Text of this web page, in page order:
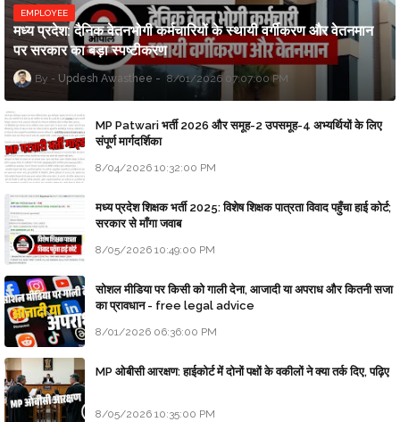
EMPLOYEE
मध्य प्रदेश: दैनिक वेतनभोगी कर्मचारियों के स्थायी वर्गीकरण और वेतनमान
पर सरकार का बड़ा स्पष्टीकरण
Updesh Awasthee 8/01/2026 07:07:00 PM
MP Patwari भर्ती 2026 और समूह-2 उपसमूह-4 अभ्यर्थियों के लिए
संपूर्ण मार्गदर्शिका
8/04/2026 10:32:00 PM
मध्य प्रदेश शिक्षक भर्ती 2025: विशेष शिक्षक पात्रता विवाद पहुँचा हाई कोर्ट;
सरकार से माँगा जवाब
8/05/2026 10:49:00 PM
सोशल मीडिया पर किसी को गाली देना, आजादी या अपराध और कितनी सजा
का प्रावधान - free legal advice
8/01/2026 06:36:00 PM
MP ओबीसी आरक्षण: हाईकोर्ट में दोनों पक्षों के वकीलों ने क्या तर्क दिए, पढ़िए
8/05/2026 10:35:00 PM